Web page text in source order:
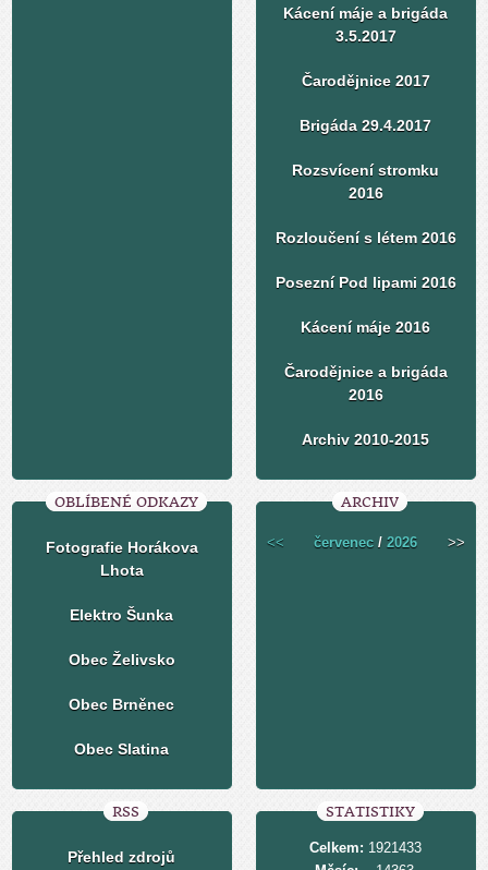
Kácení máje a brigáda
3.5.2017
Čarodějnice 2017
Brigáda 29.4.2017
Rozsvícení stromku
2016
Rozloučení s létem 2016
Posezní Pod lipami 2016
Kácení máje 2016
Čarodějnice a brigáda
2016
Archiv 2010-2015
OBLÍBENÉ ODKAZY
Fotografie Horákova
Lhota
Elektro Šunka
Obec Želivsko
Obec Brněnec
Obec Slatina
ARCHIV
<< červenec /2026 >>
RSS
Přehled zdrojů
STATISTIKY
Celkem: 1921433